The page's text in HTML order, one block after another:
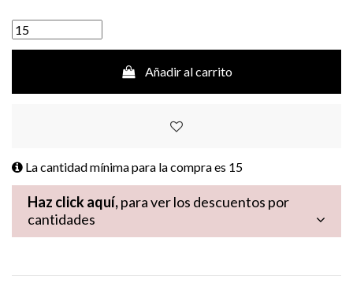
Añadir al carrito
La cantidad mínima para la compra es 15
Haz click aquí,para ver los descuentos por
cantidades